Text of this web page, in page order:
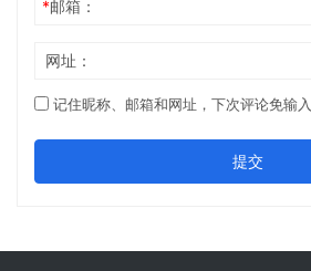
*邮箱：
网址：
记住昵称、邮箱和网址，下次评论免输入
提交